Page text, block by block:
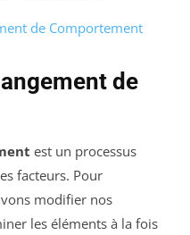
de Comportement
de
est un processus
facteurs. Pour
modifier nos
les éléments à la fois